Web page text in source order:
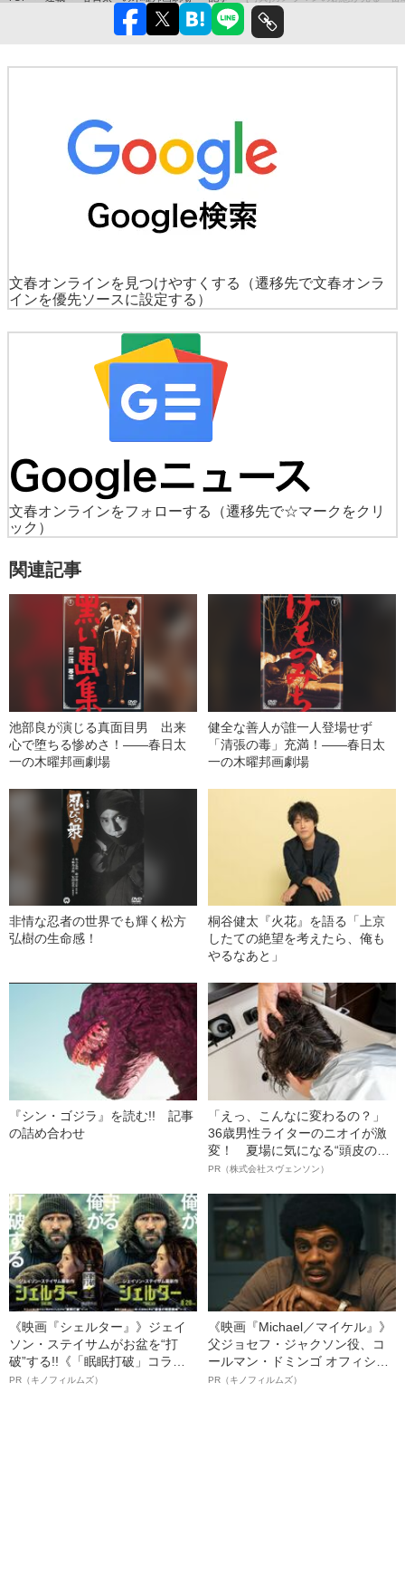
文春オンラインを見つけやすくする
（遷移先で文春オンラ
インを優先ソースに設定する）
文春オンラインをフォローする
（遷移先で☆マークをクリ
ック）
関連記事
池部良が演じる真面目男 出来
心で堕ちる惨めさ！――春日太
一の木曜邦画劇場
健全な善人が誰一人登場せず
「清張の毒」充満！――春日太
一の木曜邦画劇場
非情な忍者の世界でも輝く松方
弘樹の生命感！
桐谷健太『火花』を語る「上京
したての絶望を考えたら、俺も
やるなあと」
『シン・ゴジラ』を読む!! 記事
の詰め合わせ
「えっ、こんなに変わるの？」
36歳男性ライターのニオイが激
変！ 夏場に気になる“頭皮のニ
オイ”や“ベタつき”を解消す
ト”が生み出した徹底ケアとは
PR（株式会社スヴェンソン）
《映画『シェルター』》ジェイ
ソン・ステイサムがお盆を“打
破”する!!《「眠眠打破」コラ
ボ》
PR（キノフィルムズ）
《映画『Michael／マイケル』》
父ジョセフ・ジャクソン役、コ
ールマン・ドミンゴ オフィシャ
ルインタビュー“観客を魅了した
PR（キノフィルムズ）